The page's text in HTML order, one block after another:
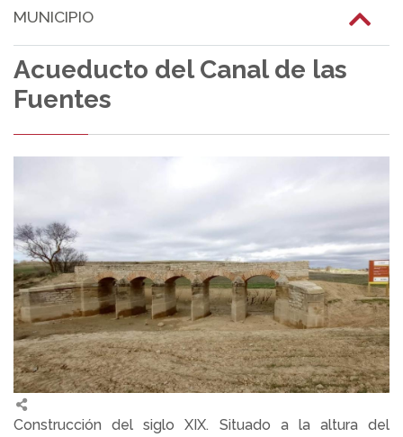
MUNICIPIO
Acueducto del Canal de las
Fuentes
Construcción del siglo XIX. Situado a la altura del